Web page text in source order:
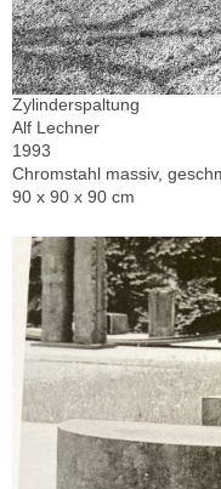
Zylinderspaltung
Alf Lechner
1993
Chromstahl massiv,
90 x 90 x 90 cm